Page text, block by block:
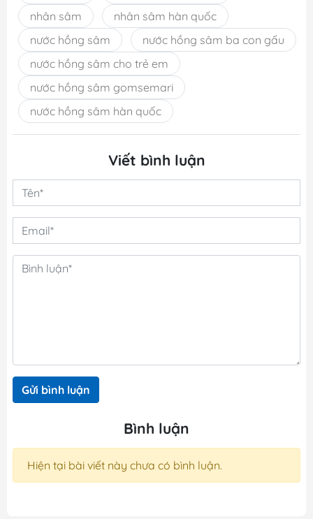
nhân sâm
nhân sâm hàn quốc
nước hồng sâm
nước hồng sâm ba con gấu
nước hồng sâm cho trẻ em
nước hồng sâm gomsemari
nước hồng sâm hàn quốc
Viết bình luận
Gửi bình luận
Bình luận
Hiện tại bài viết này chưa có bình luận.